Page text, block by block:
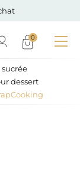
0
dessert